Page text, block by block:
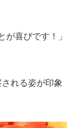
が喜びです！」
れる姿が印象